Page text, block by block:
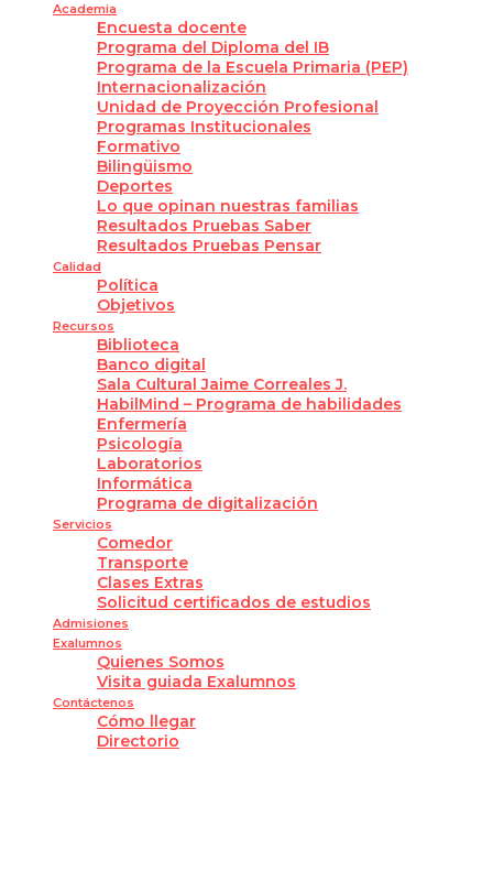
Academia
Encuesta docente
Programa del Diploma del IB
Programa de la Escuela Primaria (PEP)
Internacionalización
Unidad de Proyección Profesional
Programas Institucionales
Formativo
Bilingüismo
Deportes
Lo que opinan nuestras familias
Resultados Pruebas Saber
Resultados Pruebas Pensar
Calidad
Política
Objetivos
Recursos
Biblioteca
Banco digital
Sala Cultural Jaime Correales J.
HabilMind – Programa de habilidades
Enfermería
Psicología
Laboratorios
Informática
Programa de digitalización
Servicios
Comedor
Transporte
Clases Extras
Solicitud certificados de estudios
Admisiones
Exalumnos
Quienes Somos
Visita guiada Exalumnos
Contáctenos
Cómo llegar
Directorio